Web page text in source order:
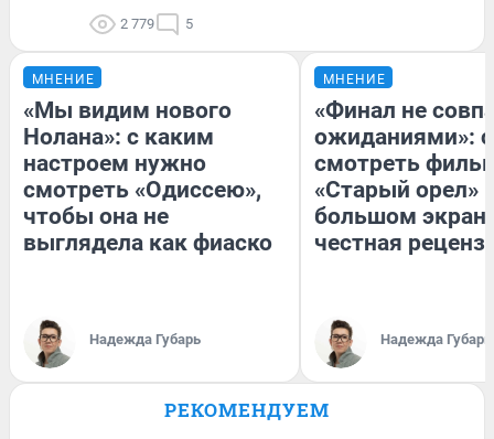
2 779 5
МНЕНИЕ
«Мы видим нового
Нолана»: с каким
настроем нужно
смотреть «Одиссею»,
чтобы она не
выглядела как фиаско
Надежда Губарь
МНЕНИЕ
«Финал не
ожиданиями»:
смотреть
«Старый орел»
большом
честная
Надежда Губарь
РЕКОМЕНДУЕМ